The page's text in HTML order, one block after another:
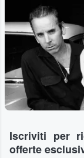
Iscriviti per
offerte